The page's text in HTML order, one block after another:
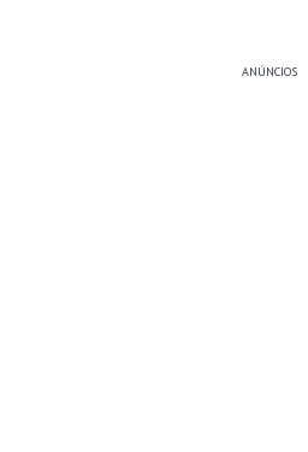
ANÚNCIOS